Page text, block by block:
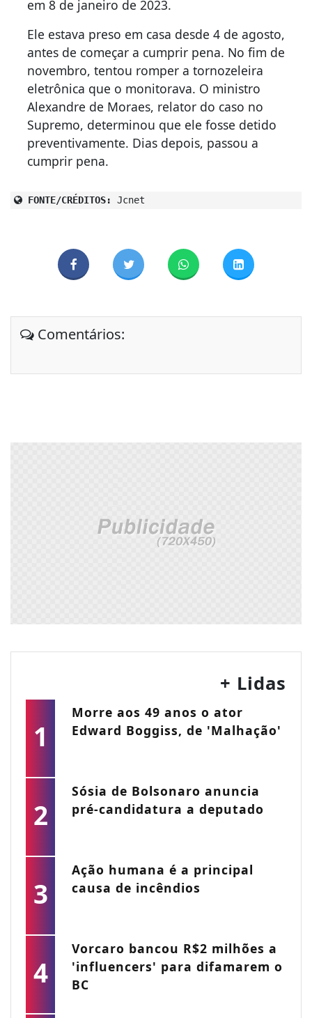
em 8 de janeiro de 2023.
Ele estava preso em casa desde 4 de agosto,
antes de começar a cumprir pena. No fim de
novembro, tentou romper a tornozeleira
eletrônica que o monitorava. O ministro
Alexandre de Moraes, relator do caso no
Supremo, determinou que ele fosse detido
preventivamente. Dias depois, passou a
cumprir pena.
FONTE/CRÉDITOS: Jcnet
Comentários:
+ Lidas
1
Morre aos 49 anos o ator
Edward Boggiss, de 'Malhação'
2
Sósia de Bolsonaro anuncia
pré-candidatura a deputado
3
Ação humana é a principal
causa de incêndios
4
Vorcaro bancou R$2 milhões a
'influencers' para difamarem o
BC